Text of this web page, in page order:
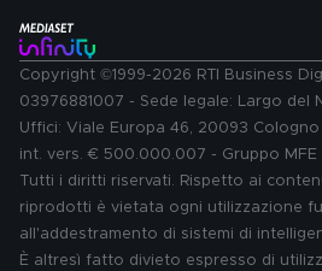
Copyright ©1999-2026 RTI Business
03976881007 - Sede legale: Largo del
Uffici: Viale Europa 46, 20093 Cologno
int. vers. € 500.000.007 - Gruppo MFE
Tutti i diritti riservati. Rispetto ai
riprodotti è vietata ogni utilizzazione
all'addestramento di sistemi di
È altresì fatto divieto espresso di